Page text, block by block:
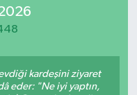
kardeşini ziyaret
eder: "Ne iyi yaptın,